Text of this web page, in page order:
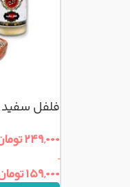
فلفل سفید
۲۴۹,۰۰۰
–
۱۵۹,۰۰۰